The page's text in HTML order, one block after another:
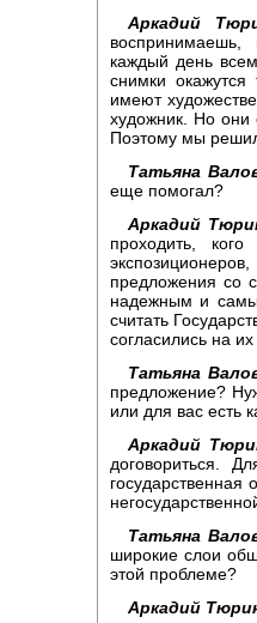
Аркадий
каждый день
снимки
имеют
художник. Но они
Поэтому мы
Татьяна
еще помогал?
Аркадий
проходить,
предложения со
надежным и
считать
согласились на
Татьяна
предложение?
или для вас есть
Аркадий
договориться.
государственная
Татьяна
широкие слои
этой проблеме?
Аркадий